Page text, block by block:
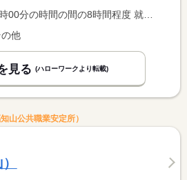
他
見る (ハローワークより転載)
山公共職業安定所）